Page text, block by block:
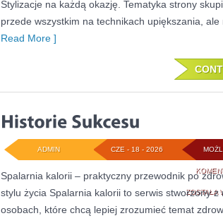
Stylizacje na każdą okazję. Tematyka strony
przede wszystkim na technikach upiększania, ale
Read More ]
ZOSTAŁA
CZE - 18 - 2026
ADMIN
Spalarnia kalorii – praktyczny przewodnik po
stylu życia Spalarnia kalorii to serwis stworzony z
osobach, które chcą lepiej zrozumieć temat